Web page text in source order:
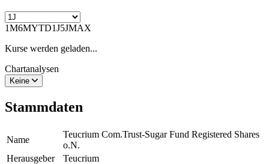
1M6MYTD1J5JMAX
Kurse werden geladen...
Chartanalysen
Keine
Stammdaten
Name
Teucrium Com.Trust-Sugar Fund Registered Shares
o.N.
Herausgeber
Teucrium